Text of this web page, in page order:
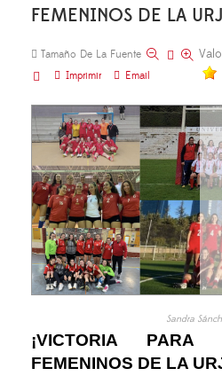
FEMENINOS DE LA
Tamaño De La Fuente
Imprimir
Email
Sandra
¡VICTORIA PARA
FEMENINOS DE LA